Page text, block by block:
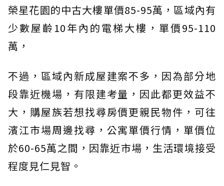
榮星花園的中古大樓單價85-95萬，區域內有
少數屋齡10年內的電梯大樓，單價95-110
萬，
不過，區域內新成屋建案不多，因為部分地
段靠近機場，有限建考量，因此都更效益不
大，購屋族若想找尋房價更親民物件，可往
濱江市場周邊找尋，公寓單價行情，單價位
於60-65萬之間，因靠近市場，生活環境接受
程度見仁見智。